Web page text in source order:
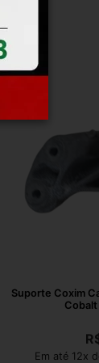
Suporte Coxim
Em até 12x